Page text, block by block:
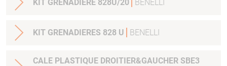
KIT GRENADIERE 828U/20 BENELLI
KIT GRENADIERES 828 U BENELLI
CALE PLASTIQUE DROITIER&GAUCHER SBE3